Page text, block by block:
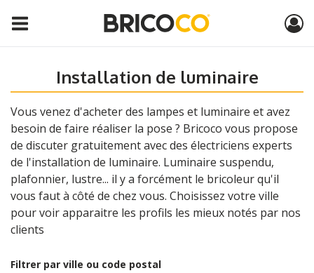
Installation de luminaire
Vous venez d'acheter des lampes et luminaire et avez
besoin de faire réaliser la pose ? Bricoco vous propose
de discuter gratuitement avec des électriciens experts
de l'installation de luminaire. Luminaire suspendu,
plafonnier, lustre... il y a forcément le bricoleur qu'il
vous faut à côté de chez vous. Choisissez votre ville
pour voir apparaitre les profils les mieux notés par nos
clients
Filtrer par ville ou code postal